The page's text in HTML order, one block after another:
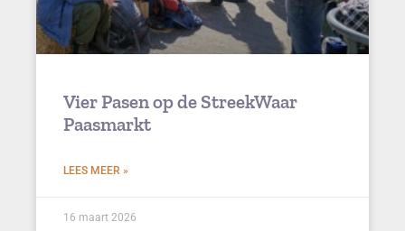
Vier Pasen op de StreekWaar
Paasmarkt
LEES MEER »
16 maart 2026